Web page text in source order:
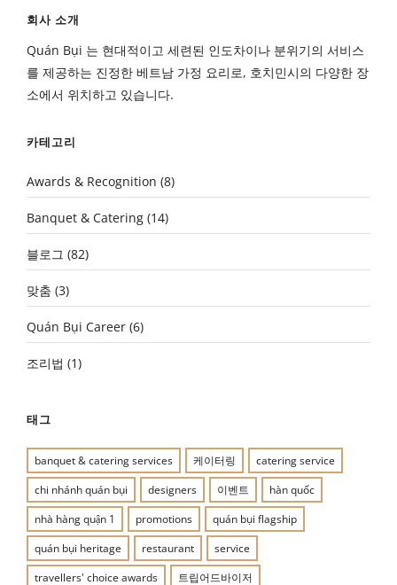
회사 소개
Quán Bụi 는 현대적이고 세련된 인도차이나 분위기의 서비스
를 제공하는 진정한 베트남 가정 요리로, 호치민시의 다양한 장
소에서 위치하고 있습니다.
카테고리
Awards & Recognition (8)
Banquet & Catering (14)
블로그 (82)
맞춤 (3)
Quán Bụi Career (6)
조리법 (1)
태그
banquet & catering services 케이터링
catering service
chi nhánh quán bụi
designers 이벤트
hàn quốc
nhà hàng quận 1
promotions
quán bụi flagship
quán bụi heritage
restaurant
service
travellers' choice awards
트립어드바이저